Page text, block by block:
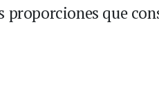
proporciones que